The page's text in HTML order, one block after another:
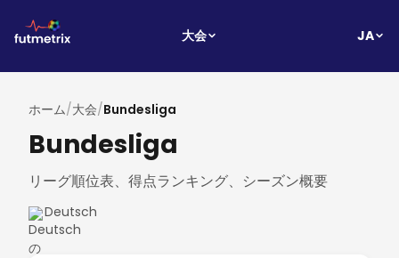
大会 JA
ホーム/大会/Bundesliga
Bundesliga
リーグ順位表、得点ランキング、シーズン概要
Deutsch